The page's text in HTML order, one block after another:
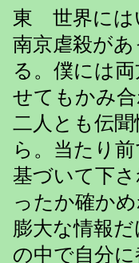
東 世界には
南京虐殺が
る。僕には
せてもかみ
二人とも伝
ら。当たり
基づいて下
ったか確か
膨大な情報
の中で自分